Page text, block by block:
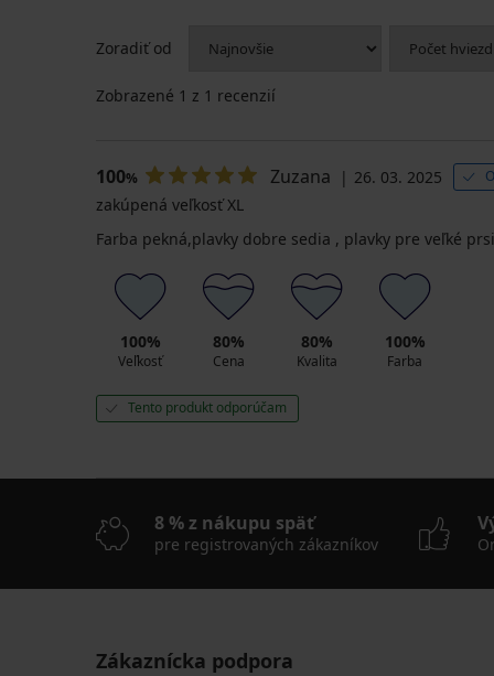
plaviek
Big
Zoradiť od
Zobrazené 1 z 1 recenzií
100% Zuzana 26. 03. 2025
zakúpená veľkosť XL
Farba pekná,plavky dobre sedia , plavky pre veľké
100%
Veľkosť
80%
Cena
80%
Kvalita
100%
Farba
Tento produkt odporúčam
8 % z nákupu späť
pre registrovaných zákazníkov
Zákaznícka podpora